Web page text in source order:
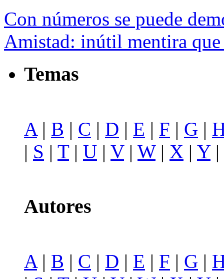
Con números se puede
Amistad: inútil mentira
Temas
A | B | C | D | E | F | G |
| S | T| U | V| W| X | Y|
Autores
A| B | C | D | E | F | G |